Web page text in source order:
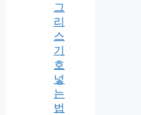
그
리
스
기
호
넣
는
법